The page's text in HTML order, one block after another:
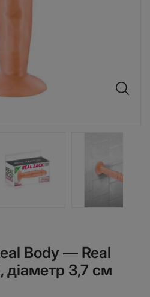
Body — Real
діаметр 3,7 см